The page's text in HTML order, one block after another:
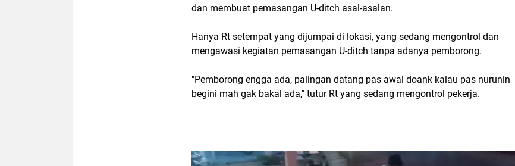
dan membuat pemasangan U-ditch asal-asalan.
Hanya Rt setempat yang dijumpai di lokasi, yang sedang mengontrol dan
mengawasi kegiatan pemasangan U-ditch tanpa adanya pemborong.
"Pemborong engga ada, palingan datang pas awal doank kalau pas nurunin
begini mah gak bakal ada," tutur Rt yang sedang mengontrol pekerja.